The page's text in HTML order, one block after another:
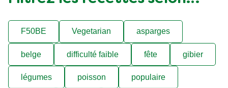
F50BE Vegetarian asparges
belge difficulté faible fête gibier
légumes poisson populaire